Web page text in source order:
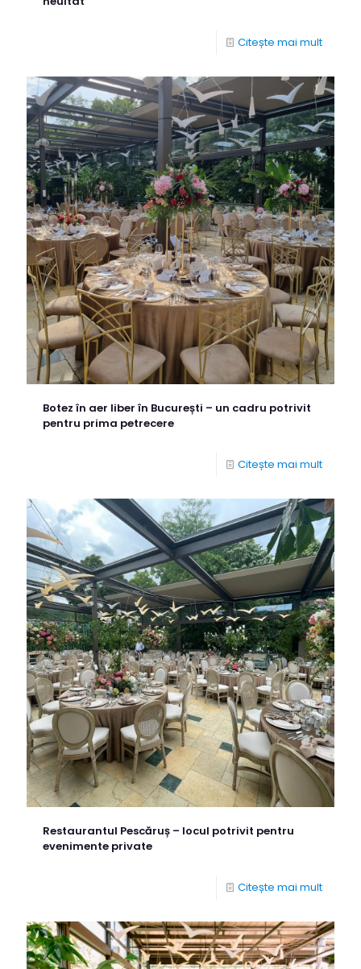
Citește mai mult
Botez în aer liber în București – un cadru potrivit
pentru prima petrecere
Citește mai mult
Restaurantul Pescăruș – locul potrivit pentru
evenimente private
Citește mai mult